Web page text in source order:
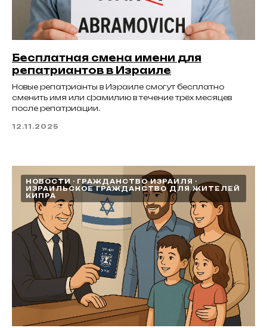
Бесплатная смена имени для
репатриантов в Израиле
Новые репатрианты в Израиле смогут бесплатно
сменить имя или фамилию в течение трёх месяцев
после репатриации.
12.11.2025
НОВОСТИ
ГРАЖДАНСТВО ИЗРАИЛЯ
ИЗРАИЛЬСКОЕ ГРАЖДАНСТВО ДЛЯ ЖИТЕЛЕЙ
КИПРА